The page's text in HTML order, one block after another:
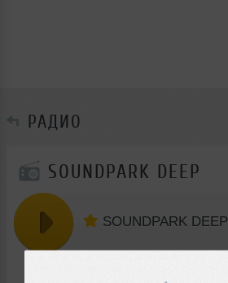
РАДИО
SOUNDPARK DEEP
SOUNDPARK DEEP